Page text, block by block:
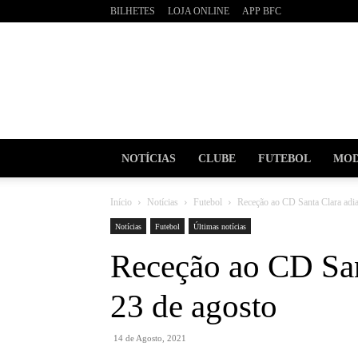
BILHETES LOJA ONLINE APP BFC
NOTÍCIAS CLUBE FUTEBOL
Início Notícias Futebol Receção ao CD Santa Clara
Notícias Futebol Últimas notícias
Receção ao CD
23 de agosto
14 de Agosto, 2021